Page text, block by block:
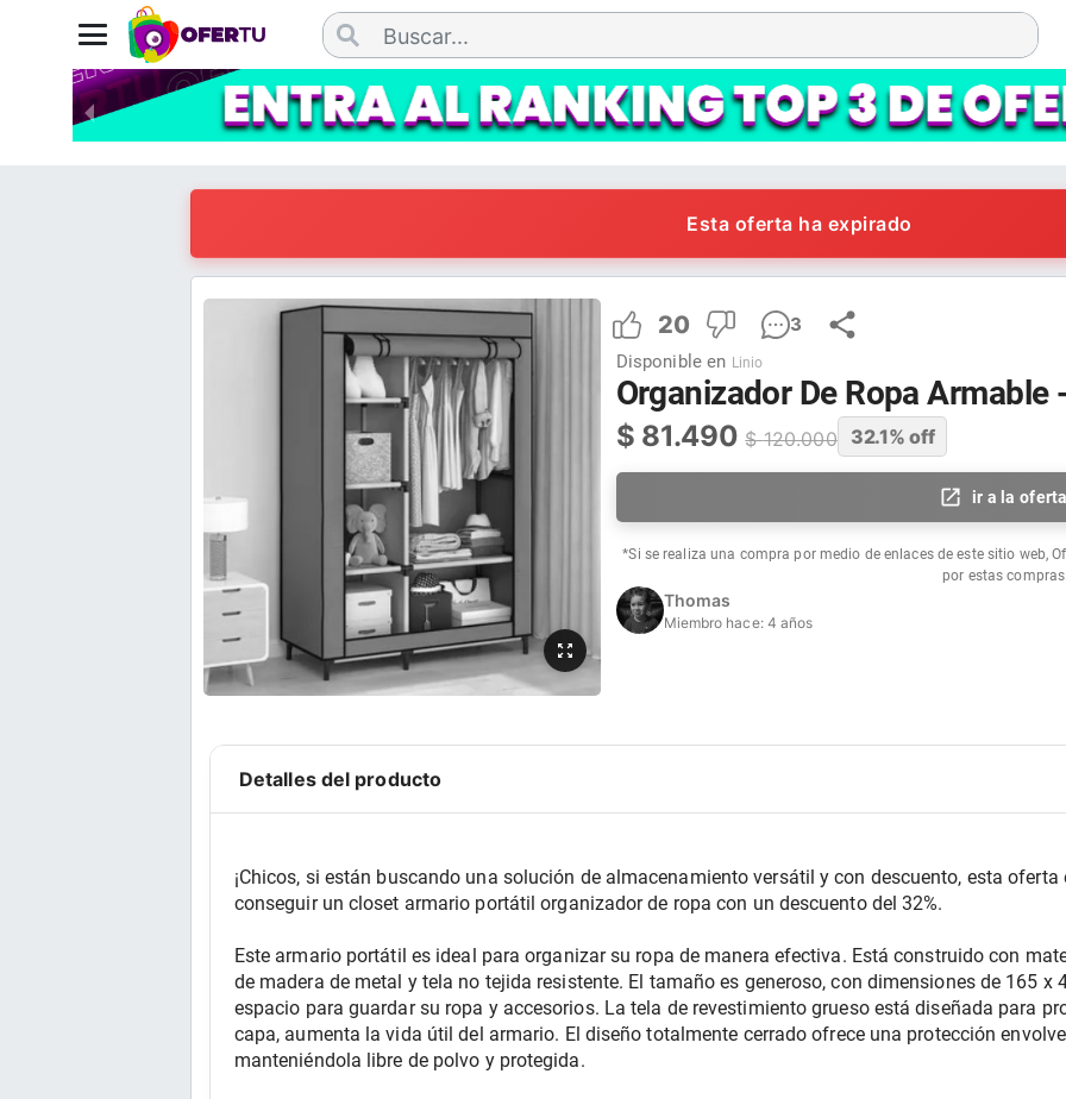
Esta oferta ha expirado
20 3
Disponible en Linio
Organizador De Ropa Armable
$ 81.490 $120.000 32.1% off
ir a la oferta
*Si se realiza una compra por medio de enlaces de este sitio web,
por estas compras.
Thomas
Miembro hace: 4 años
Detalles del producto
¡Chicos, si están buscando una solución de almacenamiento versátil y con descuento, esta oferta
conseguir un closet armario portátil organizador de ropa con un descuento del 32%.
Este armario portátil es ideal para organizar su ropa de manera efectiva. Está construido con
de madera de metal y tela no tejida resistente. El tamaño es generoso, con dimensiones de 165 x
espacio para guardar su ropa y accesorios. La tela de revestimiento grueso está diseñada para
capa, aumenta la vida útil del armario. El diseño totalmente cerrado ofrece una protección
manteniéndola libre de polvo y protegida.